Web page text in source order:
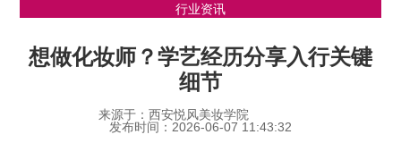
行业资讯
想做化妆师？学艺经历分享入行关键
细节
来源于：西安悦风美妆学院
发布时间：2026-06-07 11:43:32